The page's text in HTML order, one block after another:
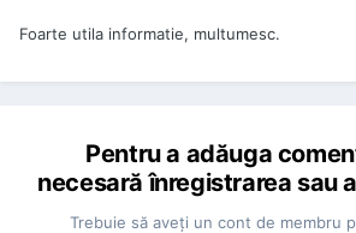
Foarte utila informatie, multumesc.
Pentru a adăuga
necesară înregistrarea sau
Trebuie să aveţi un cont de membru